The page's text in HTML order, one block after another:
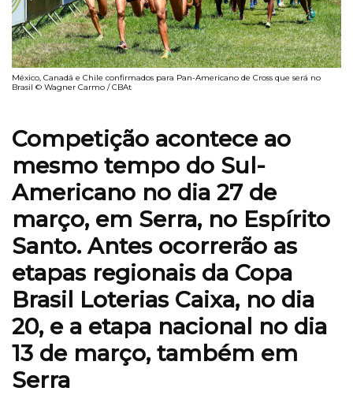
México, Canadá e Chile confirmados para Pan-Americano de Cross que será no
Brasil © Wagner Carmo / CBAt
Competição acontece ao
mesmo tempo do Sul-
Americano no dia 27 de
março, em Serra, no Espírito
Santo. Antes ocorrerão as
etapas regionais da Copa
Brasil Loterias Caixa, no dia
20, e a etapa nacional no dia
13 de março, também em
Serra